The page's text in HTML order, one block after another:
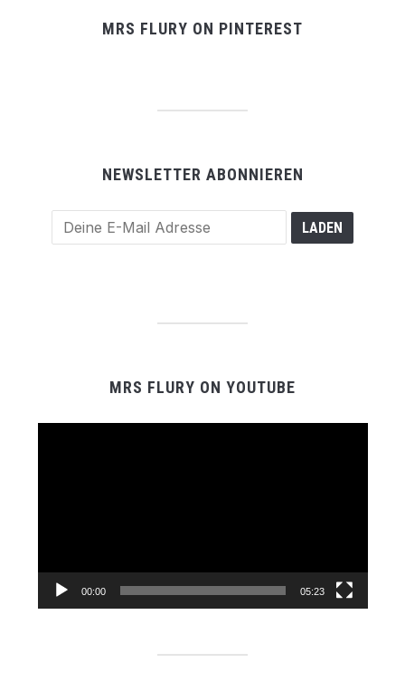
MRS FLURY ON PINTEREST
NEWSLETTER ABONNIEREN
MRS FLURY ON YOUTUBE
00:00 05:23